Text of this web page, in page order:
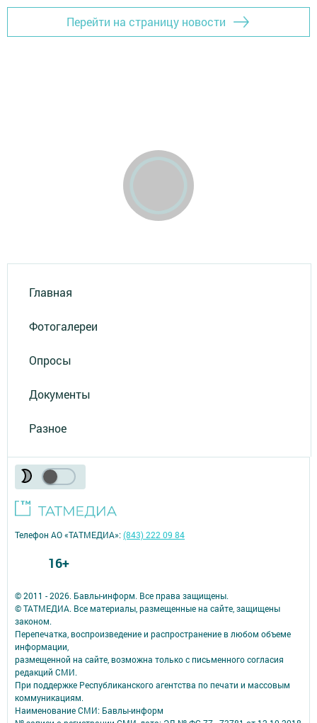
Перейти на страницу новости
Главная
Фотогалереи
Опросы
Документы
Разное
© 2011 - 2026. Бавлы-информ. Все права защищены.
© ТАТМЕДИА. Все материалы, размещенные на сайте, защищены
законом.
Перепечатка, воспроизведение и распространение в любом объеме
информации,
размещенной на сайте, возможна только с письменного согласия
редакций СМИ.
При поддержке Республиканского агентства по печати и массовым
коммуникациям.
Наименование СМИ: Бавлы-информ
Телефон АО «ТАТМЕДИА»:(843) 222 09 84
16+